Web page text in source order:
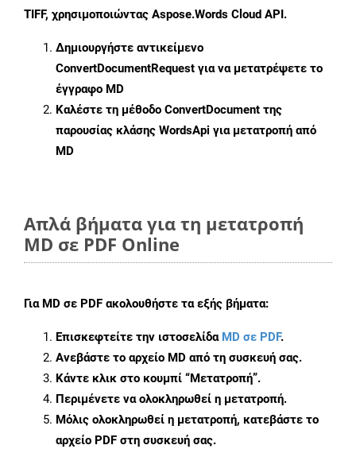
TIFF, χρησιμοποιώντας Aspose.Words Cloud API.
Δημιουργήστε αντικείμενο
ConvertDocumentRequest για να μετατρέψετε το
έγγραφο MD
Καλέστε τη μέθοδο ConvertDocument της
παρουσίας κλάσης WordsApi για μετατροπή από
MD
Απλά βήματα για τη μετατροπή
MD σε PDF Online
Για MD σε PDF ακολουθήστε τα εξής βήματα:
Επισκεφτείτε την ιστοσελίδα MD σε PDF.
Ανεβάστε το αρχείο MD από τη συσκευή σας.
Κάντε κλικ στο κουμπί “Μετατροπή”.
Περιμένετε να ολοκληρωθεί η μετατροπή.
Μόλις ολοκληρωθεί η μετατροπή, κατεβάστε το
αρχείο PDF στη συσκευή σας.